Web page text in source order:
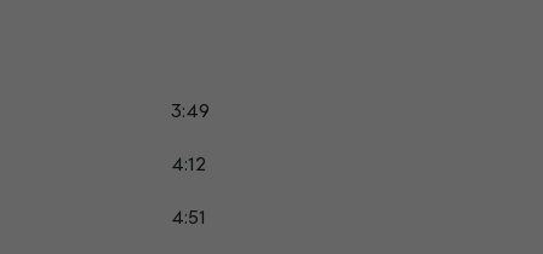
3:49
4:12
4:51